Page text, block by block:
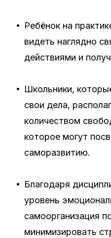
• Ребёнок на
видеть наглядно
действиями и
• Школьники,
свои дела,
количеством
которое могут
саморазвитию.
• Благодаря
уровень
самоорганизация
минимизировать